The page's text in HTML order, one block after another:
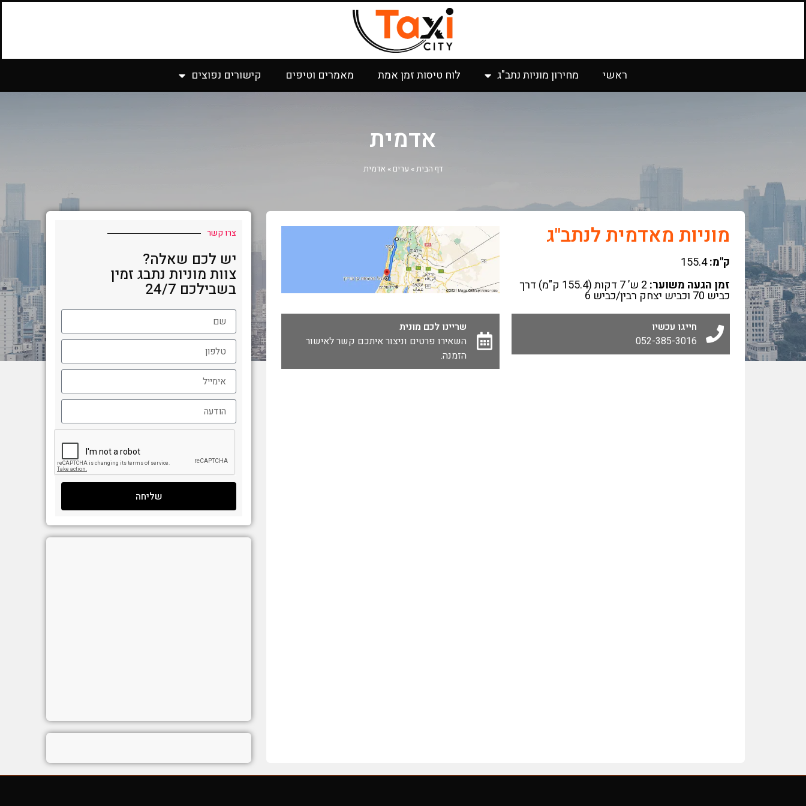
ראשי מחירון מוניות נתב"ג לוח טיסות זמן אמת מאמרים וטיפים קישורים נפוצים
אדמית
דף הבית» ערים »אדמית
מוניות מאדמית לנתב"ג
ק"מ:155.4
זמן הגעה משוער:
2 ש’ 7 דקות (155.4 ק"מ) דרך
כביש 70 וכביש יצחק רבין/כביש 6
חייגו עכשיו
052-385-3016
שריינו לכם מונית
השאירו פרטים וניצור איתכם קשר לאישור
הזמנה.
צרו קשר
יש לכם שאלה?
צוות מוניות נתבג זמין
בשבילכם 24/7
שליחה